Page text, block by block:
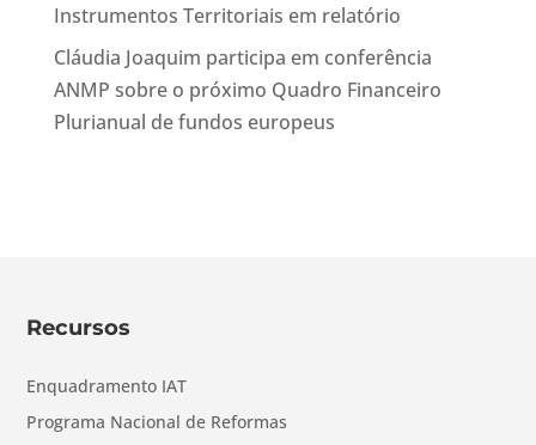
Instrumentos Territoriais em relatório
Cláudia Joaquim participa em conferência
ANMP sobre o próximo Quadro Financeiro
Plurianual de fundos europeus
Recursos
Enquadramento IAT
Programa Nacional de Reformas